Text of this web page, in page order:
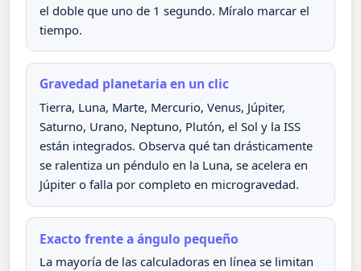
el doble que uno de 1 segundo. Míralo marcar el
tiempo.
Gravedad planetaria en un clic
Tierra, Luna, Marte, Mercurio, Venus, Júpiter,
Saturno, Urano, Neptuno, Plutón, el Sol y la ISS
están integrados. Observa qué tan drásticamente
se ralentiza un péndulo en la Luna, se acelera en
Júpiter o falla por completo en microgravedad.
Exacto frente a ángulo pequeño
La mayoría de las calculadoras en línea se limitan